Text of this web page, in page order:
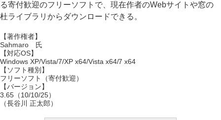
る寄付歓迎のフリーソフトで、現在作者のWebサイトや窓の
杜ライブラリからダウンロードできる。
【著作権者】
Sahmaro 氏
【対応OS】
Windows XP/Vista/7/XP x64/Vista x64/7 x64
【ソフト種別】
フリーソフト（寄付歓迎）
【バージョン】
3.65（10/10/25）
（長谷川 正太郎）